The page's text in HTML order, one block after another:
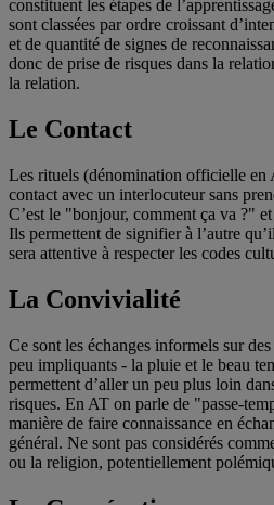
constituent les étapes de
sont classées par ordre croissant
et de quantité de signes de
donc de prise de risques dans la
la relation.
Le Contact
Les rituels (dénomination officielle en
contact avec un interlocuteur sans
C’est le "bonjour, comment ça va ?"
Ils permettent de signifier à l’autre
sera attentive à respecter les codes
La Convivialité
Ce sont les échanges informels sur
peu impliquants - la pluie et le beau
permettent d’aller un peu plus loin
risques. En AT on parle de "passe-
manière de faire connaissance en
général. Ne sont pas considérés
ou la religion, potentiellement